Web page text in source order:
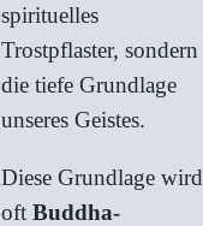
spirituelles
Trostpflaster, sondern
die tiefe Grundlage
unseres Geistes.
Diese Grundlage wird
oft Buddha-